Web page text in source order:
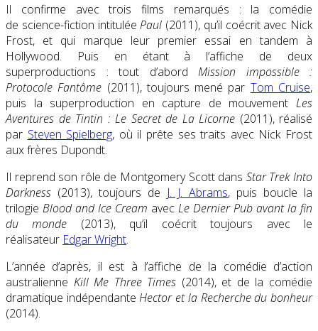
Il confirme avec trois films remarqués : la comédie
de science-fiction intituléePaul (2011), qu’il coécrit avec Nick
Frost, et qui marque leur premier essai en tandem à
Hollywood. Puis en étant à l’affiche de deux
superproductions : tout d’abord Mission impossible :
Protocole Fantôme (2011), toujours mené par Tom Cruise,
puis la superproduction en capture de mouvement Les
Aventures de Tintin : Le Secret de La Licorne (2011), réalisé
par Steven Spielberg, où il prête ses traits avec Nick Frost
aux frères Dupondt.
Il reprend son rôle de Montgomery Scott dans Star Trek Into
Darkness (2013), toujours de J. J. Abrams, puis boucle la
trilogie Blood and Ice Cream avec Le Dernier Pub avant la fin
du monde (2013), qu’il coécrit toujours avec le
réalisateur Edgar Wright.
L’année d’après, il est à l’affiche de la comédie d’action
australienne Kill Me Three Times (2014), et de la comédie
dramatique indépendanteHector et la Recherche du bonheur
(2014).